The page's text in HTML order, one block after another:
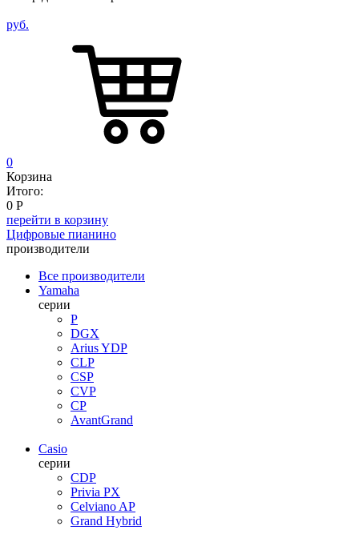
руб.
0
Корзина
Итого:
0 Р
перейти в корзину
Цифровые пианино
производители
Все производители
Yamaha
серии
P
DGX
Arius YDP
CLP
CSP
CVP
CP
AvantGrand
Casio
серии
CDP
Privia PX
Celviano AP
Grand Hybrid